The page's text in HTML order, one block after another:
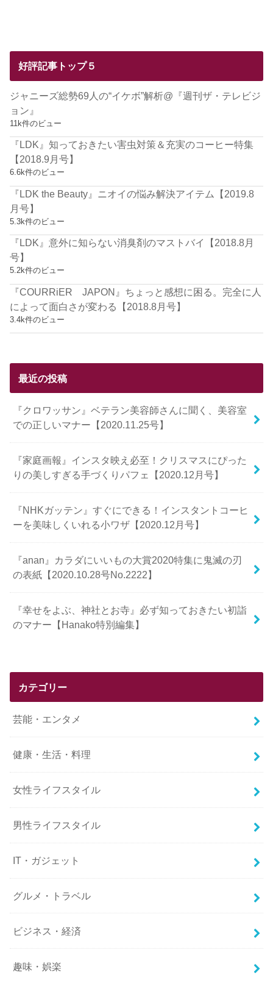
好評記事トップ５
ジャニーズ総勢69人の“イケボ”解析@『週刊ザ・テレビジ
ョン』
11k件のビュー
『LDK』知っておきたい害虫対策＆充実のコーヒー特集
【2018.9月号】
6.6k件のビュー
『LDK the Beauty』ニオイの悩み解決アイテム【2019.8
月号】
5.3k件のビュー
『LDK』意外に知らない消臭剤のマストバイ【2018.8月
号】
5.2k件のビュー
『COURRiER JAPON』ちょっと感想に困る。完全に人
によって面白さが変わる【2018.8月号】
3.4k件のビュー
最近の投稿
『クロワッサン』ベテラン美容師さんに聞く、美容室
での正しいマナー【2020.11.25号】
『家庭画報』インスタ映え必至！クリスマスにぴった
りの美しすぎる手づくりパフェ【2020.12月号】
『NHKガッテン』すぐにできる！インスタントコーヒ
ーを美味しくいれる小ワザ【2020.12月号】
『anan』カラダにいいもの大賞2020特集に鬼滅の刃
の表紙【2020.10.28号No.2222】
『幸せをよぶ、神社とお寺』必ず知っておきたい初詣
のマナー【Hanako特別編集】
カテゴリー
芸能・エンタメ
健康・生活・料理
女性ライフスタイル
男性ライフスタイル
IT・ガジェット
グルメ・トラベル
ビジネス・経済
趣味・娯楽